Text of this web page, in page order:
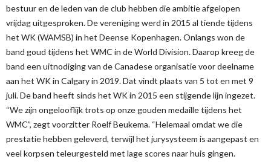
bestuur en de leden van de club hebben die ambitie afgelopen
vrijdag uitgesproken. De vereniging werd in 2015 al tiende tijdens
het WK (WAMSB) in het Deense Kopenhagen. Onlangs won de
band goud tijdens het WMC in de World Division. Daarop kreeg de
band een uitnodiging van de Canadese organisatie voor deelname
aan het WK in Calgary in 2019. Dat vindt plaats van 5 tot en met 9
juli. De band heeft sinds het WK in 2015 een stijgende lijn ingezet.
“We zijn ongelooflijk trots op onze gouden medaille tijdens het
WMC”, zegt voorzitter Roelf Beukema. “Helemaal omdat we die
prestatie hebben geleverd, terwijl het jurysysteem is aangepast en
veel korpsen teleurgesteld met lage scores naar huis gingen.